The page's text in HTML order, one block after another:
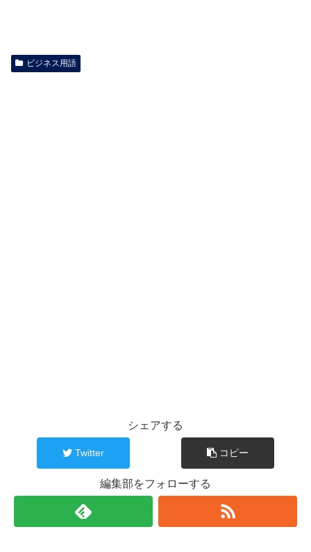
ビジネス用語
シェアする
Twitter コピー
編集部をフォローする